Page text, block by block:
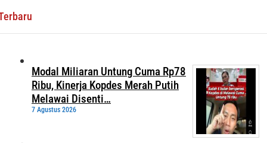
Modal Miliaran Untung Cuma Rp78
Ribu, Kinerja Kopdes Merah Putih
Melawai Disenti…
7 Agustus 2026